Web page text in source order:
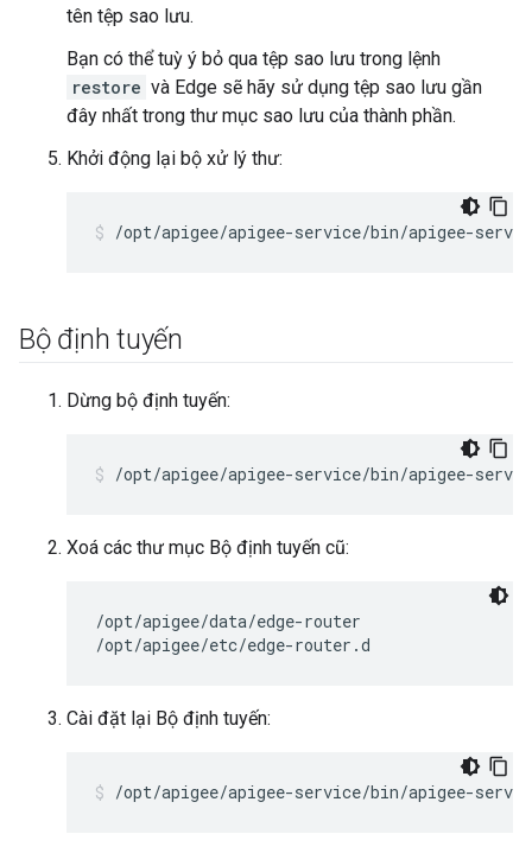
tên tệp sao lưu.
Bạn có thể tuỳ ý bỏ qua tệp sao lưu trong lệnh
restore và Edge sẽ hãy sử dụng tệp sao lưu gần
đây nhất trong thư mục sao lưu của thành phần.
Khởi động lại bộ xử lý thư:
/opt/apigee/apigee-service/bin/apigee-
Bộ định tuyến
Dừng bộ định tuyến:
/opt/apigee/apigee-service/bin/apigee-
Xoá các thư mục Bộ định tuyến cũ:
/opt/apigee/data/edge-router
/opt/apigee/etc/edge-router.d
Cài đặt lại Bộ định tuyến:
/opt/apigee/apigee-service/bin/apigee-